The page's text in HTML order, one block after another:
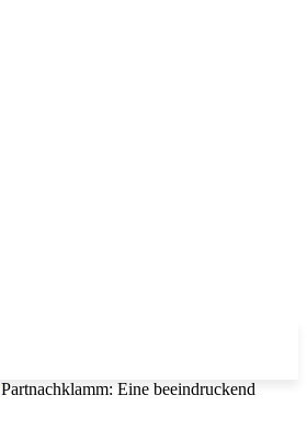
Partnachklamm: Eine beeindruckend